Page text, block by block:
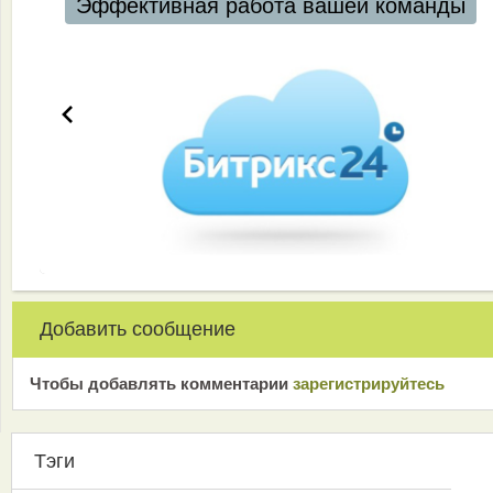
Эффективная работа вашей команды
Добавить сообщение
Чтобы добавлять комментарии зарeгиcтрирyйтeсь
Тэги